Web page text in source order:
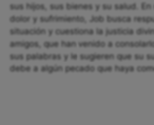
sus hijos, sus bienes y su salud.
dolor y sufrimiento, Job busca
situación y cuestiona la justicia
amigos, que han venido a
sus palabras y le sugieren que su
debe a algún pecado que haya